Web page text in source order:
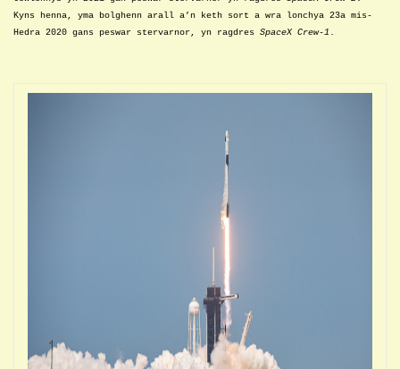
Kyns henna, yma bolghenn arall a’n keth sort a wra lonchya 23a mis-
Hedra 2020 gans peswar stervarnor, yn ragdres SpaceX Crew-1 .